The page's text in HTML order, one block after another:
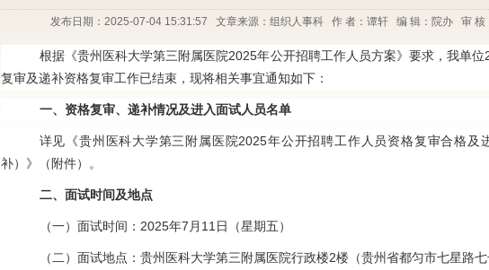
发布日期：2025-07-04 15:31:57 文章来源：组织人事科 作 者：谭轩 编 辑：院办 审 核
根据《贵州医科大学第三附属医院2025年公开招聘工作人员方案》要求，我单位
复审及递补资格复审工作已结束，现将相关事宜通知如下：
一、资格复审、递补情况及进入面试人员名单
详见《贵州医科大学第三 附属医院2025年公开招聘工作人员资格复审合格及
补）》（附件）。
二、面试时间及地点
（一）面试时间： 2025年7月11日（星期五）
（二）面试地点：贵州医科大学第三附属医院行政楼2楼（贵州省都匀市七星路七